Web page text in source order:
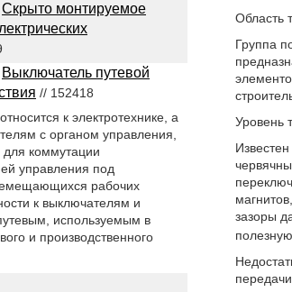
Область
Группа
Уровень
зазоры
Cкрыто монтируемое
Выключатель путевой
// 152418
к электротехнике, а
с органом управления,
коммутации
управления под
рабочих
к выключателям и
используемым в
и производственного